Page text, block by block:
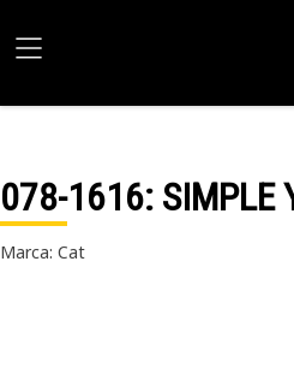
078-1616: SIMPLE
Marca: Cat